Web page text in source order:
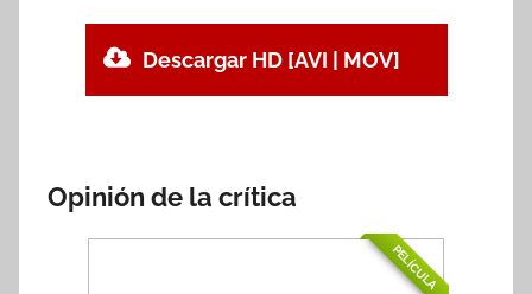
Descargar HD [AVI | MOV]
Opinión de la crítica
PELÍCULA